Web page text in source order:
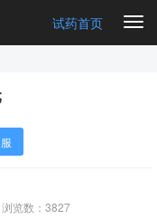
试药首页
浏览数：3827